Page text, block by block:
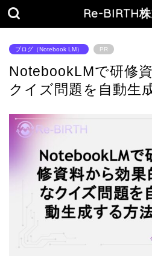
Re-BIRTH
ブログ（Notebook LM） PR
NotebookLMで研修
クイズ問題を自動生